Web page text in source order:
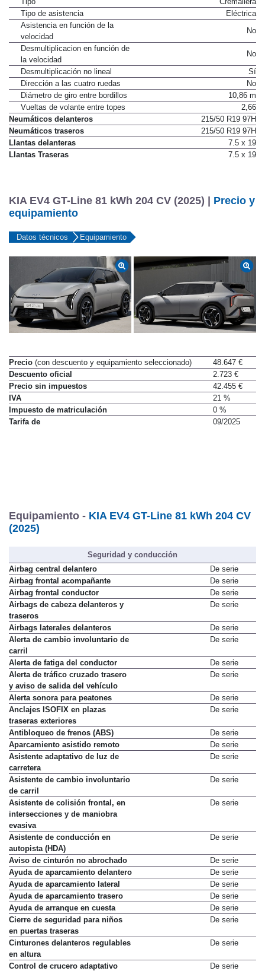
Tipo de asistencia
Eléctrica
Asistencia en función de la
velocidad
No
Desmultiplicacion en función de
la velocidad
No
Desmultiplicación no lineal
Sí
Dirección a las cuatro ruedas
No
Diámetro de giro entre bordillos
10,86 m
Vueltas de volante entre topes
2,66
Neumáticos delanteros
215/50 R19 97H
Neumáticos traseros
215/50 R19 97H
Llantas delanteras
7.5 x 19
Llantas Traseras
7.5 x 19
KIA EV4 GT-Line 81 kWh 204 CV (2025) | Precio y
equipamiento
Datos técnicos Equipamiento
Precio (con descuento y equipamiento seleccionado)
48.647 €
Descuento oficial
2.723 €
Precio sin impuestos
42.455 €
IVA
21 %
Impuesto de matriculación
0 %
Tarifa de
09/2025
Equipamiento - KIA EV4 GT-Line 81 kWh 204 CV
(2025)
Seguridad y conducción
Airbag central delantero
De serie
Airbag frontal acompañante
De serie
Airbag frontal conductor
De serie
Airbags de cabeza delanteros y
traseros
De serie
Airbags laterales delanteros
De serie
Alerta de cambio involuntario de
carril
De serie
Alerta de fatiga del conductor
De serie
Alerta de tráfico cruzado trasero
y aviso de salida del vehículo
De serie
Alerta sonora para peatones
De serie
Anclajes ISOFIX en plazas
traseras exteriores
De serie
Antibloqueo de frenos (ABS)
De serie
Aparcamiento asistido remoto
De serie
Asistente adaptativo de luz de
carretera
De serie
Asistente de cambio involuntario
de carril
De serie
Asistente de colisión frontal, en
intersecciones y de maniobra
evasiva
De serie
Asistente de conducción en
autopista (HDA)
De serie
Aviso de cinturón no abrochado
De serie
Ayuda de aparcamiento delantero
De serie
Ayuda de aparcamiento lateral
De serie
Ayuda de aparcamiento trasero
De serie
Ayuda de arranque en cuesta
De serie
Cierre de seguridad para niños
en puertas traseras
De serie
Cinturones delanteros regulables
en altura
De serie
Control de crucero adaptativo
De serie